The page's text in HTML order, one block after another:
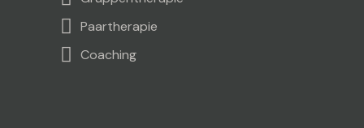
Paartherapie
Coaching